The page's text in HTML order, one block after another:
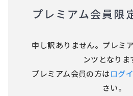
プレミアム会員限
申し訳ありません。プレミ
ンツとなりま
プレミアム会員の方はログ
さい。